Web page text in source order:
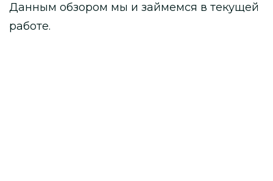
Данным обзором мы и займемся в текущей
работе.